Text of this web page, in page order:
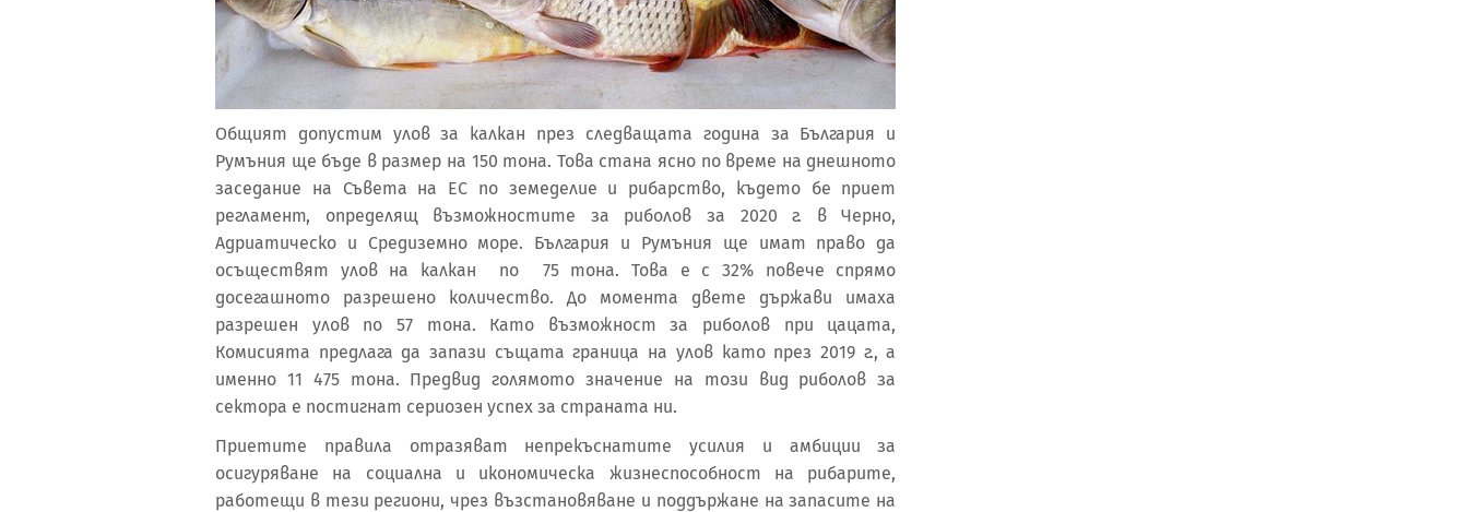
Oбщият допустим улов за калкан през следващата година за България и
Румъния ще бъде в размер на 150 тона. Това стана ясно по време на днешното
заседание на Съвета на ЕС по земеделие и рибарство, където бе приет
регламент, определящ възможностите за риболов за 2020 г. в Черно,
Адриатическо и Средиземно море. България и Румъния ще имат право да
осъществят улов на калкан по 75 тона. Това е с 32% повече спрямо
досегашното разрешено количество. До момента двете държави имаха
разрешен улов по 57 тона. Като възможност за риболов при цацата,
Комисията предлага да запази същата граница на улов като през 2019 г., а
именно 11 475 тона. Предвид голямото значение на този вид риболов за
сектора е постигнат сериозен успех за страната ни.
Приетите правила отразяват непрекъснатите усилия и амбиции за
осигуряване на социална и икономическа жизнеспособност на рибарите,
работещи в тези региони, чрез възстановяване и поддържане на запасите на